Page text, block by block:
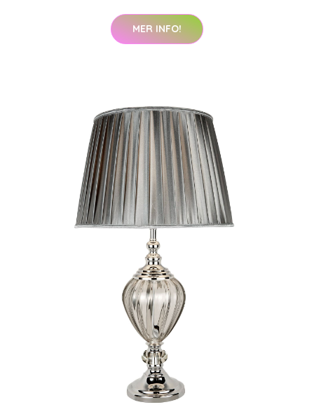
MER INFO!